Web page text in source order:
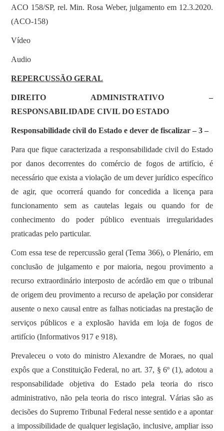
ACO 158/SP, rel. Min. Rosa Weber, julgamento em 12.3.2020.
(ACO-158)
Vídeo
Audio
REPERCUSSÃO GERAL
DIREITO ADMINISTRATIVO –
RESPONSABILIDADE CIVIL DO ESTADO
Responsabilidade civil do Estado e dever de fiscalizar – 3 –
Para que fique caracterizada a responsabilidade civil do Estado
por danos decorrentes do comércio de fogos de artifício, é
necessário que exista a violação de um dever jurídico específico
de agir, que ocorrerá quando for concedida a licença para
funcionamento sem as cautelas legais ou quando for de
conhecimento do poder público eventuais irregularidades
praticadas pelo particular.
Com essa tese de repercussão geral (Tema 366), o Plenário, em
conclusão de julgamento e por maioria, negou provimento a
recurso extraordinário interposto de acórdão em que o tribunal
de origem deu provimento a recurso de apelação por considerar
ausente o nexo causal entre as falhas noticiadas na prestação de
serviços públicos e a explosão havida em loja de fogos de
artifício (Informativos 917 e 918).
Prevaleceu o voto do ministro Alexandre de Moraes, no qual
expôs que a Constituição Federal, no art. 37, § 6º (1), adotou a
responsabilidade objetiva do Estado pela teoria do risco
administrativo, não pela teoria do risco integral. Várias são as
decisões do Supremo Tribunal Federal nesse sentido e a apontar
a impossibilidade de qualquer legislação, inclusive, ampliar isso